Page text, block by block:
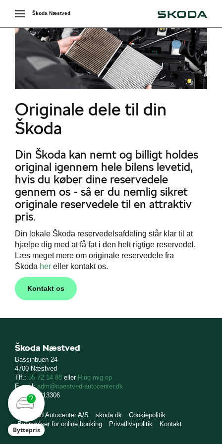
- B2B
Toggle
navigation
Škoda Næstved
Originale dele til din
Škoda
Din Škoda kan nemt og billigt holdes
original igennem hele bilens levetid,
hvis du køber dine reservedele
gennem os - så er du nemlig sikret
originale reservedele til en attraktiv
pris.
Din lokale Škoda reservedelsafdeling står klar til at
hjælpe dig med at få fat i den helt rigtige reservedel.
Læs meget mere om originale reservedele fra
Škoda her eller kontakt os.
Kontakt os
Škoda Næstved
Bassinbuen 24
4700 Næstved
Tlf.: 55 72 14 88 eller Ring mig op
E-mail:adm@naestved-autocenter.dk
CVR: 16213306
Næstved Autocenter A/S skoda.dk
Cookiepolitik
Betingelser for online booking
Privatlivspolitik Kontakt
Byttepris